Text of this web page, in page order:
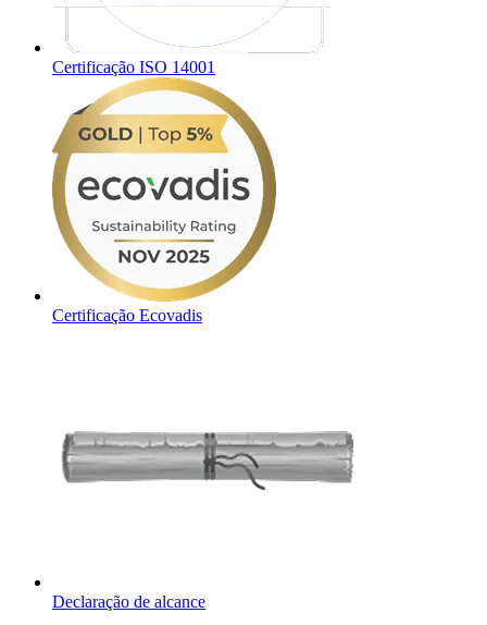
Certificação ISO 14001
Certificação Ecovadis
Declaração de alcance